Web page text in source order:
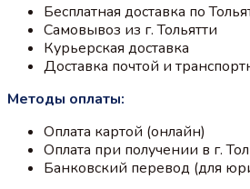
Бесплатная доставка по
Самовывоз из г. Тольятти
Курьерская доставка
Доставка почтой и
Методы оплаты:
Оплата картой (онлайн)
Оплата при получении в г.
Банковский перевод (для